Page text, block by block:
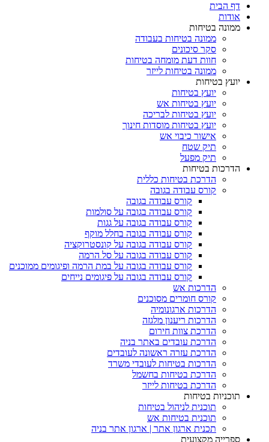
דף הבית
אודות
ממונה בטיחות
ממונה בטיחות בעבודה
סקר סיכונים
חוות דעת מומחה בטיחות
ממונה בטיחות לייזר
יועץ בטיחות
יועץ בטיחות
יועץ בטיחות אש
יועץ בטיחות לבריכה
יועץ בטיחות מוסדות חינוך
אישור כיבוי אש
תיק שטח
תיק מפעל
הדרכות בטיחות
הדרכת בטיחות כללית
קורס עבודה בגובה
קורס עבודה בגובה
קורס עבודה בגובה על סולמות
קורס עבודה בגובה על גגות
קורס עבודה בגובה בחלל מוקף
קורס עבודה בגובה על קונסטרוקציה
קורס עבודה בגובה על סל הרמה
קורס עבודה בגובה על במת הרמה ופיגומים ממוכנים
קורס עבודה בגובה על פיגומים נייחים
הדרכות אש
קורס חומרים מסוכנים
הדרכות ארגונומיה
הדרכות ריענון מלגזה
הדרכת צוות חירום
הדרכת עובדים באתר בניה
הדרכת עזרה ראשונה לעובדים
הדרכות בטיחות לעובדי משרד
הדרכת בטיחות בחשמל
הדרכת בטיחות לייזר
תוכניות בטיחות
תוכנית לניהול בטיחות
תוכנית בטיחות אש
תכנית ארגון אתר | ארגון אתר בניה
ספרייה מקצועית